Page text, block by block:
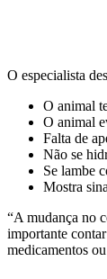
O especialista
O animal
O animal
Falta de
Não se
Se lambe
Mostra
“A mudança no
importante
medicamentos